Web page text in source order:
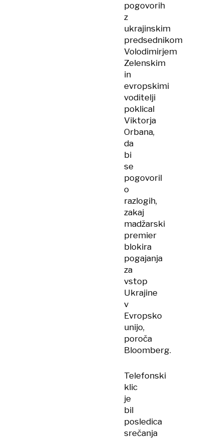
pogovorih
z
ukrajinskim
predsednikom
Volodimirjem
Zelenskim
in
evropskimi
voditelji
poklical
Viktorja
Orbana,
da
bi
se
pogovoril
o
razlogih,
zakaj
madžarski
premier
blokira
pogajanja
za
vstop
Ukrajine
v
Evropsko
unijo,
poroča
Bloomberg.
Telefonski
klic
je
bil
posledica
srečanja